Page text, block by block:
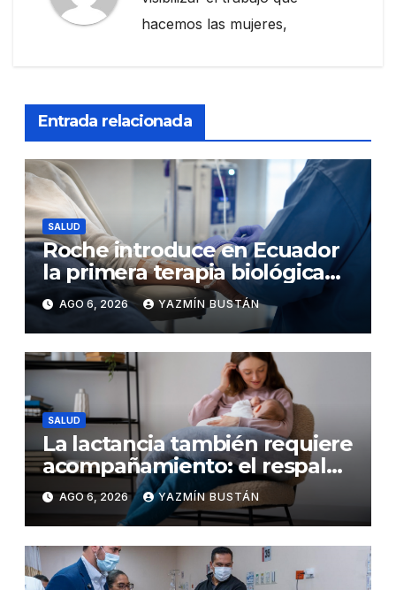
hacemos las mujeres,
Entrada relacionada
SALUD
Roche introduce en Ecuador
la primera terapia biológica
de precisión capaz de
detener el daño renal por
nefritis lúpica
AGO 6, 2026 YAZMÍN BUSTÁN
SALUD
La lactancia también requiere
acompañamiento: el respaldo
que necesitan la madre y el
bebé
AGO 6, 2026 YAZMÍN BUSTÁN